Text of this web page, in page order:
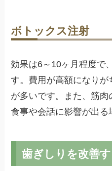
ボトックス注射
効果は6～10ヶ月程度で
す。費用が高額になり
が多いです。また、筋肉
食事や会話に影響が出る
歯ぎしりを改善